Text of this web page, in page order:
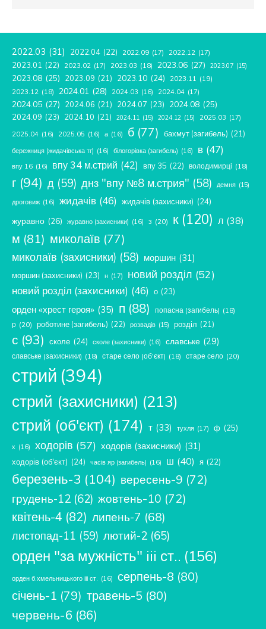
2022.03 (31) 2022.04 (22) 2022.09 (17) 2022.12 (17)
2023.01 (22) 2023.02 (17) 2023.03 (18) 2023.06 (27) 2023.07 (15)
2023.08 (25) 2023.09 (21) 2023.10 (24) 2023.11 (19)
2023.12 (18) 2024.01 (28) 2024.03 (16) 2024.04 (17)
2024.05 (27) 2024.06 (21) 2024.07 (23) 2024.08 (25)
2024.09 (23) 2024.10 (21) 2024.11 (15) 2024.12 (15) 2025.03 (17)
2025.04 (16) 2025.05 (16) а (16) б (77) бахмут (загибель) (21)
бережниця (жидачівська тг) (16) білогорівка (загибель) (16) в (47)
впу 16 (16) впу 34 м.стрий (42) впу 35 (22) володимирці (18)
г (94) д (59) днз "впу №8 м.стрия" (58) демня (15)
дроговиж (16) жидачів (46) жидачів (захисники) (24)
журавно (26) журавно (захисники) (16) з (20) к (120) л (38)
м (81) миколаїв (77)
миколаїв (захисники) (58) моршин (31)
моршин (захисники) (23) н (17) новий розділ (52)
новий розділ (захисники) (46) о (23)
орден «хрест героя» (35) п (88) попасна (загибель) (18)
р (20) роботине (загибель) (22) розвадів (15) розділ (21)
с (93) сколе (24) сколе (захисники) (16) славське (29)
славське (захисники) (18) старе село (об'єкт) (18) старе село (20)
стрий (394)
стрий (захисники) (213)
стрий (об'єкт) (174) т (33) тухля (17) ф (25)
х (16) ходорів (57) ходорів (захисники) (31)
ходорів (об'єкт) (24) часів яр (загибель) (16) ш (40) я (22)
березень-3 (104) вересень-9 (72)
грудень-12 (62) жовтень-10 (72)
квітень-4 (82) липень-7 (68)
листопад-11 (59) лютий-2 (65)
орден "за мужність" iii ст.. (156)
орден б.хмельницького ііі ст. (16) серпень-8 (80)
січень-1 (79) травень-5 (80)
червень-6 (86)